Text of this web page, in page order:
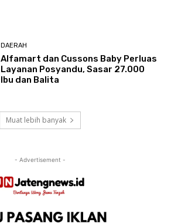
DAERAH
Alfamart dan Cussons Baby Perluas
Layanan Posyandu, Sasar 27.000
Ibu dan Balita
Muat lebih banyak
- Advertisement -